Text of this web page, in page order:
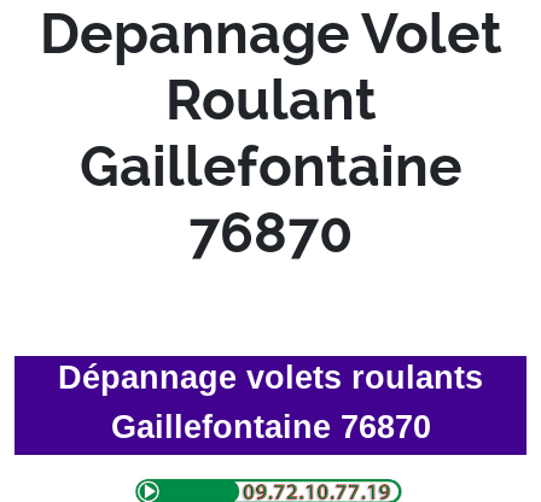
Depannage Volet
Roulant
Gaillefontaine
76870
Dépannage volets roulants
Gaillefontaine 76870